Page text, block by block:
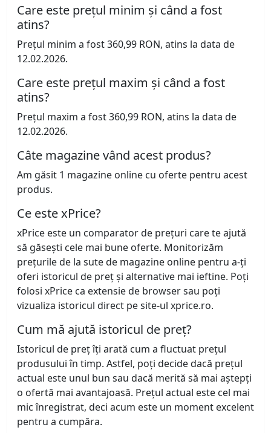
Care este prețul minim și când a fost
atins?
Prețul minim a fost 360,99 RON, atins la data de
12.02.2026.
Care este prețul maxim și când a fost
atins?
Prețul maxim a fost 360,99 RON, atins la data de
12.02.2026.
Câte magazine vând acest produs?
Am găsit 1 magazine online cu oferte pentru acest
produs.
Ce este xPrice?
xPrice este un comparator de prețuri care te ajută
să găsești cele mai bune oferte. Monitorizăm
prețurile de la sute de magazine online pentru a-ți
oferi istoricul de preț și alternative mai ieftine. Poți
folosi xPrice ca extensie de browser sau poți
vizualiza istoricul direct pe site-ul xprice.ro.
Cum mă ajută istoricul de preț?
Istoricul de preț îți arată cum a fluctuat prețul
produsului în timp. Astfel, poți decide dacă prețul
actual este unul bun sau dacă merită să mai aștepți
o ofertă mai avantajoasă. Prețul actual este cel mai
mic înregistrat, deci acum este un moment excelent
pentru a cumpăra.